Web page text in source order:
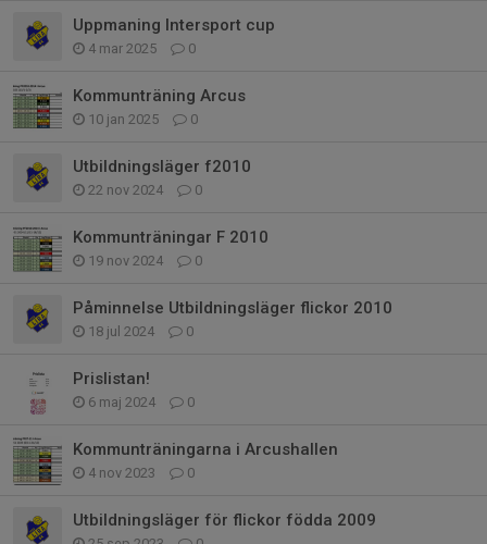
Uppmaning Intersport cup
4 mar 2025 0
Kommunträning Arcus
10 jan 2025 0
Utbildningsläger f2010
22 nov 2024 0
Kommunträningar F 2010
19 nov 2024 0
Påminnelse Utbildningsläger flickor 2010
18 jul 2024 0
Prislistan!
6 maj 2024 0
Kommunträningarna i Arcushallen
4 nov 2023 0
Utbildningsläger för flickor födda 2009